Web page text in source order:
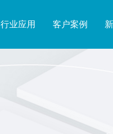
行业应用 客户案例